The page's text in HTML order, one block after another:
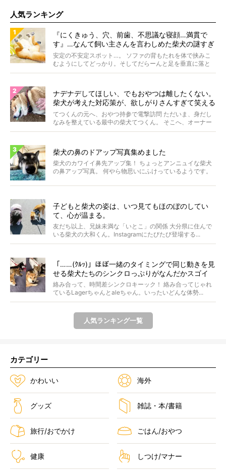
人気ランキング
『にくきゅう、穴、前歯、不思議な寝顔…満貫で
す』…なんて飼い主さんを言わしめた柴犬の謎すぎ
る寝相がコチラです。
安定の不安定スポット…。 ソファの背もたれを体で挟みこ
むようにしてどっかり。そしてだらーんと足を垂直に落と
して...
ナデナデしてほしい、でもおやつは離したくない。
柴犬が考えた対応策が、欲しがりさんすぎて笑える
【動画】
てつくんの元へ、おやつ持参で電撃訪問 ただいま、身だし
なみを整えている最中の柴犬てつくん。 そこへ、オーナー
さ...
柴犬の鼻のドアップ写真集めました
柴犬のカワイイ鼻先アップ集！ ちょっとアンニュイな柴犬
の鼻アップ写真。 何やら物思いにふけっているようです。
子どもと柴犬の姿は、いつ見てもほのぼのしてい
て、心が温まる。
友だち以上、兄妹未満な「いとこ」の関係 大分県に住んで
いる柴犬の大和くん。Instagramにたびたび登場する...
「……(ｸﾙｯ)」ほぼ一緒のタイミングで同じ動きを見
せる柴犬たちのシンクロっぷりがなんだかスゴイ
絡み合って、時間差シンクロキーック！ 絡み合ってじゃれ
ているLagerちゃんとaleちゃん。いったいどんな体勢...
人気ランキング一覧
カテゴリー
かわいい 海外
グッズ 雑誌・本/書籍
旅行/おでかけ ごはん/おやつ
健康 しつけ/マナー